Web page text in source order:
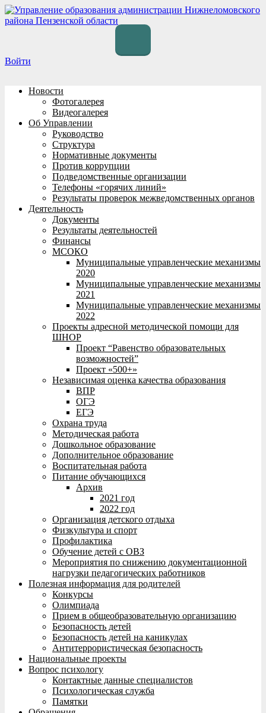
Перейти
к
Войти
Новости
Фотогалерея
Видеогалерея
Об Управлении
Руководство
Структура
Нормативные документы
Против коррупции
Подведомственные организации
Телефоны «горячих линий»
Результаты проверок межведомственных органов
Деятельность
Документы
Результаты деятельностей
Финансы
МСОКО
Муниципальные управленческие механизмы
2020
Муниципальные управленческие механизмы
2021
Муниципальные управленческие механизмы
2022
Проекты адресной методической помощи для
ШНОР
Проект “Равенство образовательных
возможностей”
Проект «500+»
Независимая оценка качества образования
ВПР
ОГЭ
ЕГЭ
Охрана труда
Методическая работа
Дошкольное образование
Дополнительное образование
Воспитательная работа
Питание обучающихся
Архив
2021 год
2022 год
Организация детского отдыха
Физкультура и спорт
Профилактика
Обучение детей с ОВЗ
Мероприятия по снижению документационной
нагрузки педагогических работников
Полезная информация для родителей
Конкурсы
Олимпиада
Прием в общеобразовательную организацию
Безопасность детей
Безопасность детей на каникулах
Антитеррористическая безопасность
Национальные проекты
Вопрос психологу
Контактные данные специалистов
Психологическая служба
Памятки